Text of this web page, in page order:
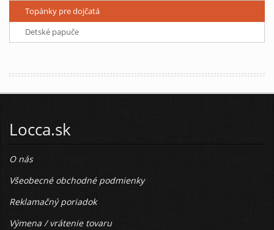
Topánky pre dojčatá
Detské papuče
Locca.sk
O nás
Všeobecné obchodné podmienky
Reklamačný poriadok
Výmena / vrátenie tovaru